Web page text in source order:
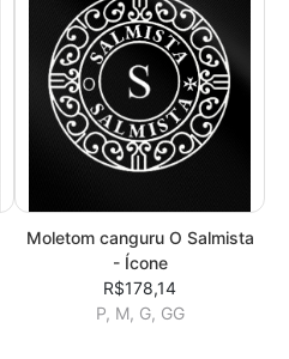
Moletom canguru O Salmista
- Ícone
R$178,14
P, M, G, GG